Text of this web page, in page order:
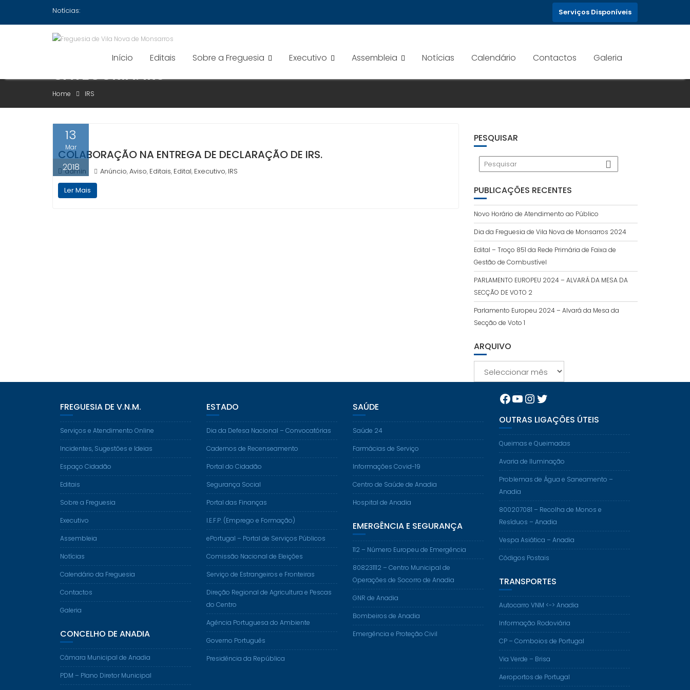
Notícias: Serviços Disponíveis
Início Editais Sobre a Freguesia Executivo Assembleia Notícias Calendário Contactos Galeria
CATEGORIA:IRS
Home IRS
13
Mar
2018
COLABORAÇÃO NA ENTREGA DE DECLARAÇÃO DE IRS.
admin Anúncio,Aviso, Editais, Edital, Executivo, IRS
Ler Mais
PESQUISAR
PUBLICAÇÕES RECENTES
Novo Horário de Atendimento ao Público
Dia da Freguesia de Vila Nova de Monsarros 2024
Edital – Troço 851 da Rede Primária de Faixa de
Gestão de Combustível
PARLAMENTO EUROPEU 2024 – ALVARÁ DA MESA DA
SECÇÃO DE VOTO 2
Parlamento Europeu 2024 – Alvará da Mesa da
Secção de Voto 1
ARQUIVO
FREGUESIA DE V.N.M.
Serviços e Atendimento Online
Incidentes, Sugestões e Ideias
Espaço Cidadão
Editais
Sobre a Freguesia
Executivo
Assembleia
Notícias
Calendário da Freguesia
Contactos
Galeria
CONCELHO DE ANADIA
Câmara Municipal de Anadia
PDM – Plano Diretor Municipal
ESTADO
Dia da Defesa Nacional – Convocatórias
Cadernos de Recenseamento
Portal do Cidadão
Segurança Social
Portal das Finanças
I.E.F.P. (Emprego e Formação)
ePortugal – Portal de Serviços Públicos
Comissão Nacional de Eleições
Serviço de Estrangeiros e Fronteiras
Direção Regional de Agricultura e Pescas
do Centro
Agência Portuguesa do Ambiente
Governo Português
Presidência da República
SAÚDE
Saúde 24
Farmácias de Serviço
Informações Covid-19
Centro de Saúde de Anadia
Hospital de Anadia
EMERGÊNCIA E SEGURANÇA
112 – Número Europeu de Emergência
808231112 – Centro Municipal de
Operações de Socorro de Anadia
GNR de Anadia
Bombeiros de Anadia
Emergência e Proteção Civil
Facebook
YouTube
Instagram
Twitter
OUTRAS LIGAÇÕES ÚTEIS
Queimas e Queimadas
Avaria de Iluminação
Problemas de Água e Saneamento –
Anadia
800207081 – Recolha de Monos e
Resíduos – Anadia
Vespa Asiática – Anadia
Códigos Postais
TRANSPORTES
Autocarro VNM <-> Anadia
Informação Rodoviária
CP – Comboios de Portugal
Via Verde – Brisa
Aeroportos de Portugal